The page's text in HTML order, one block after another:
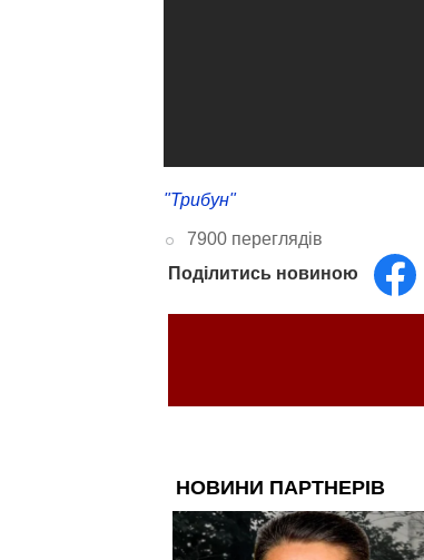
"Трибун"
7900 переглядів
Поділитись новиною